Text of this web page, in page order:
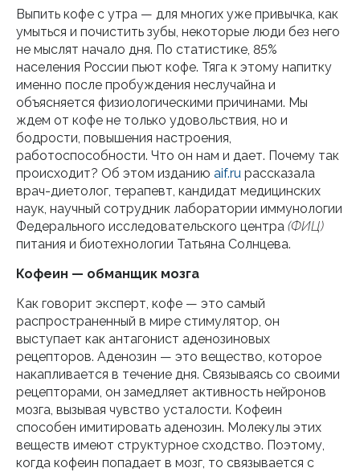
Выпить кофе с утра — для многих уже привычка, как
умыться и почистить зубы, некоторые люди без него
не мыслят начало дня. По статистике, 85%
населения России пьют кофе. Тяга к этому напитку
именно после пробуждения неслучайна и
объясняется физиологическими причинами. Мы
ждем от кофе не только удовольствия, но и
бодрости, повышения настроения,
работоспособности. Что он нам и дает. Почему так
происходит? Об этом изданию aif.ru рассказала
врач-диетолог, терапевт, кандидат медицинских
наук, научный сотрудник лаборатории иммунологии
Федерального исследовательского центра (ФИЦ)
питания и биотехнологии Татьяна Солнцева.
Кофеин — обманщик мозга
Как говорит эксперт, кофе — это самый
распространенный в мире стимулятор, он
выступает как антагонист аденозиновых
рецепторов. Аденозин — это вещество, которое
накапливается в течение дня. Связываясь со своими
рецепторами, он замедляет активность нейронов
мозга, вызывая чувство усталости. Кофеин
способен имитировать аденозин. Молекулы этих
веществ имеют структурное сходство. Поэтому,
когда кофеин попадает в мозг, то связывается с